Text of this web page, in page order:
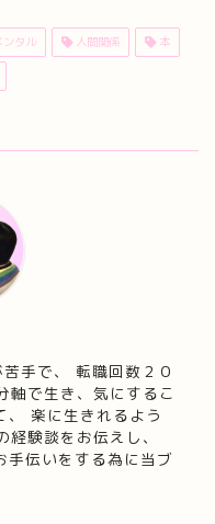
タル 人間関係 本
手で、 転職回数２０
軸で生き、気にするこ
、 楽に生きれるよう
験談をお伝えし、
手伝いをする為に当ブ